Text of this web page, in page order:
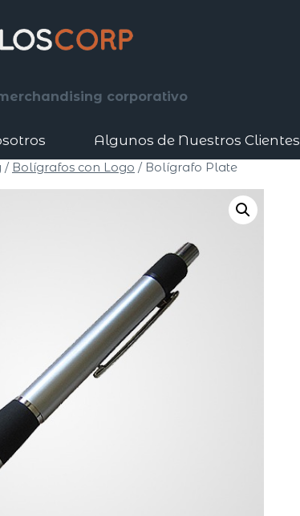
corporativo
Algunos de Nuestros Clientes
/ Bolígrafos con Logo / Bolígrafo Plate